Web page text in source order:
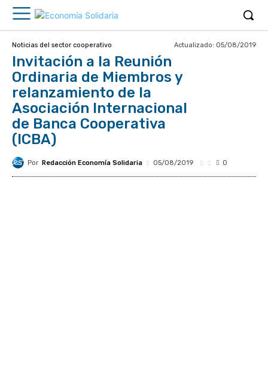
Noticias del sector cooperativo Actualizado: 05/08/2019
Invitación a la Reunión
Ordinaria de Miembros y
relanzamiento de la
Asociación Internacional
de Banca Cooperativa
(ICBA)
Por Redacción Economía Solidaria 05/08/2019 0